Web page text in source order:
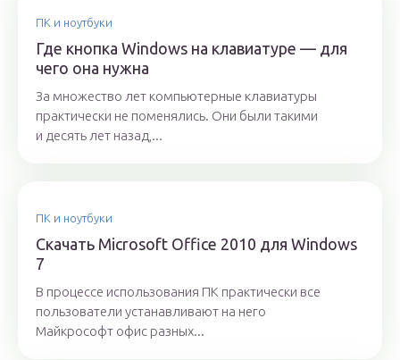
ПК и ноутбуки
Где кнопка Windows на клавиатуре — для
чего она нужна
За множество лет компьютерные клавиатуры
практически не поменялись. Они были такими
и десять лет назад,...
ПК и ноутбуки
Скачать Microsoft Office 2010 для Windows
7
В процессе использования ПК практически все
пользователи устанавливают на него
Майкрософт офис разных...